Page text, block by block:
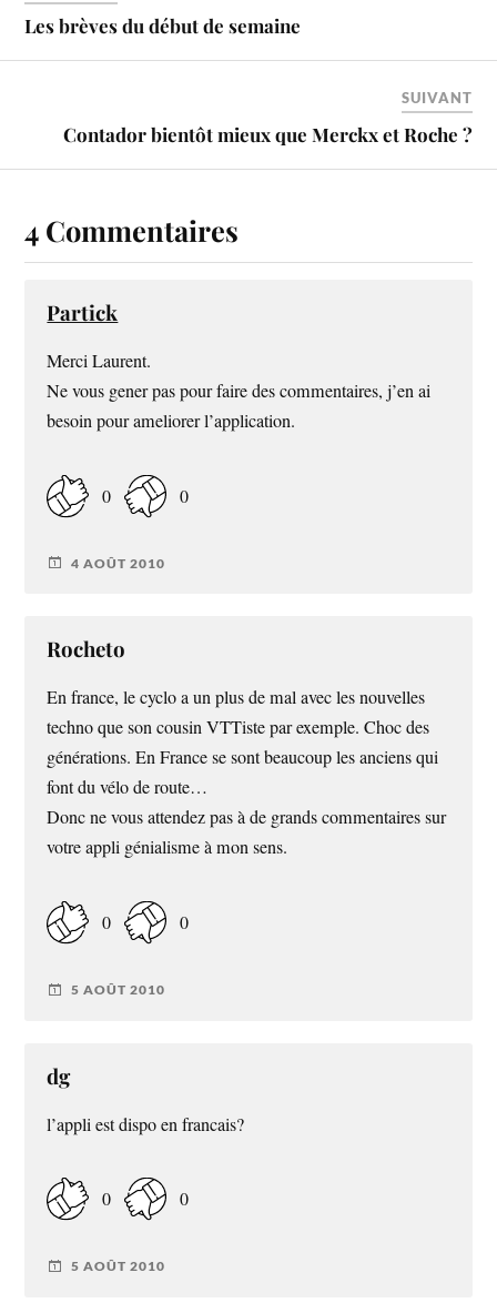
Les brèves du début de semaine
SUIVANT
Contador bientôt mieux que Merckx et Roche ?
4 Commentaires
Partick
Merci Laurent.
Ne vous gener pas pour faire des commentaires, j’en ai
besoin pour ameliorer l’application.
0 0
4 AOÛT 2010
Rocheto
En france, le cyclo a un plus de mal avec les nouvelles
techno que son cousin VTTiste par exemple. Choc des
générations. En France se sont beaucoup les anciens qui
font du vélo de route…
Donc ne vous attendez pas à de grands commentaires sur
votre appli génialisme à mon sens.
0 0
5 AOÛT 2010
dg
l’appli est dispo en francais?
0 0
5 AOÛT 2010